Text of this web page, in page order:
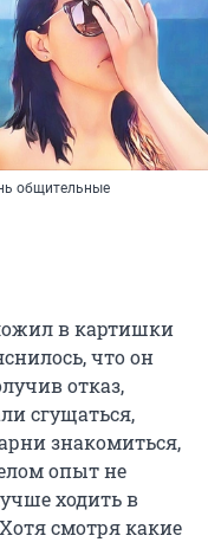
общительные
в картишки
что он
отказ,
сгущаться,
знакомиться,
опыт не
ходить в
смотря какие